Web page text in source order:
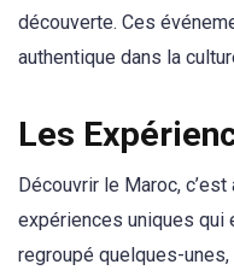
découverte. Ces
authentique dans la
Les
Découvrir le Maroc,
expériences uniques qui
regroupé quelques-